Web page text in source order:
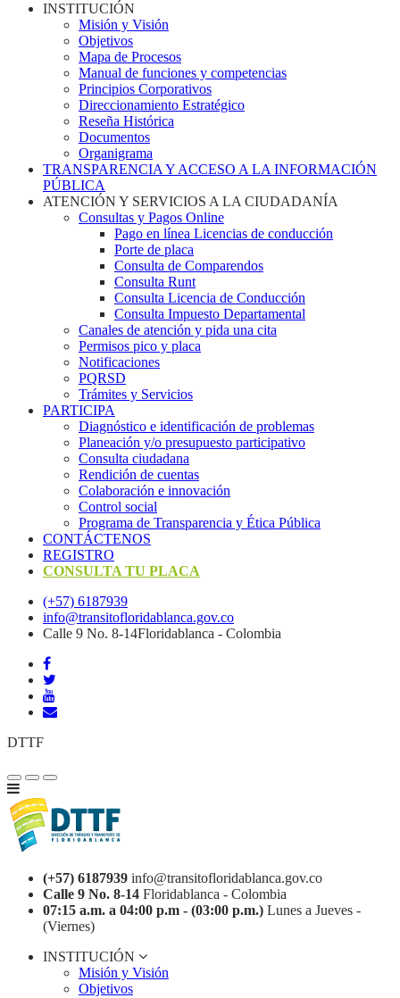
INSTITUCIÓN
Misión y Visión
Objetivos
Mapa de Procesos
Manual de funciones y competencias
Principios Corporativos
Direccionamiento Estratégico
Reseña Histórica
Documentos
Organigrama
TRANSPARENCIA Y ACCESO A LA INFORMACIÓN
PÚBLICA
ATENCIÓN Y SERVICIOS A LA CIUDADANÍA
Consultas y Pagos Online
Pago en línea Licencias de conducción
Porte de placa
Consulta de Comparendos
Consulta Runt
Consulta Licencia de Conducción
Consulta Impuesto Departamental
Canales de atención y pida una cita
Permisos pico y placa
Notificaciones
PQRSD
Trámites y Servicios
PARTICIPA
Diagnóstico e identificación de problemas
Planeación y/o presupuesto participativo​
Consulta ciudadana
Rendición de cuentas
Colaboración e innovación
Control social
Programa de Transparencia y Ética Pública
CONTÁCTENOS
REGISTRO
CONSULTA TU PLACA
(+57) 6187939
info@transitofloridablanca.gov.co
Calle 9 No. 8-14Floridablanca - Colombia
DTTF
(+57) 6187939 info@transitofloridablanca.gov.co
Calle 9 No. 8-14 Floridablanca - Colombia
07:15 a.m. a 04:00 p.m - (03:00 p.m.) Lunes a Jueves -
(Viernes)
INSTITUCIÓN
Misión y Visión
Objetivos